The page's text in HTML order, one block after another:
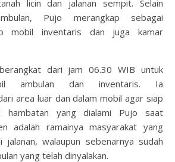
licin dan jalanan sempit. Selain
Pujo merangkap sebagai
mobil inventaris dan juga kamar
dari jam 06.30 WIB untuk
ambulan dan inventaris. Ia
area luar dan dalam mobil agar siap
hambatan yang dialami Pujo saat
adalah ramainya masyarakat yang
walaupun sebenarnya sudah
yang telah dinyalakan.